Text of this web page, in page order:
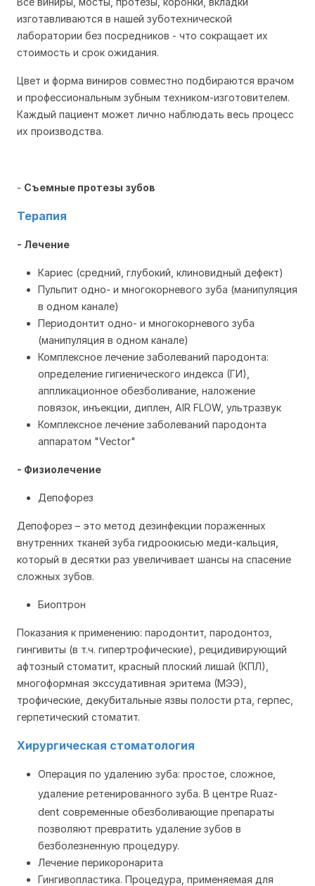
изготавливаются в нашей зуботехнической
лаборатории без посредников - что сокращает их
стоимость и срок ожидания.
Цвет и форма виниров совместно подбираются врачом
и профессиональным зубным техником-изготовителем.
Каждый пациент может лично наблюдать весь процесс
их производства.
- Съемные протезы зубов
Терапия
- Лечение
Кариес (средний, глубокий, клиновидный дефект)
Пульпит одно- и многокорневого зуба (манипуляция
в одном канале)
Периодонтит одно- и многокорневого зуба
(манипуляция в одном канале)
определение гигиенического индекса (ГИ),
аппликационное обезболивание, наложение
повязок, инъекции, диплен, AIR FLOW, ультразвук
Комплексное лечение заболеваний пародонта
аппаратом "Vector"
- Физиолечение
Депофорез
Депофорез – это метод дезинфекции пораженных
внутренних тканей зуба гидроокисью меди-кальция,
который в десятки раз увеличивает шансы на спасение
сложных зубов.
Биоптрон
Показания к применению: пародонтит, пародонтоз,
гингивиты (в т.ч. гипертрофические), рецидивирующий
афтозный стоматит, красный плоский лишай (КПЛ),
многоформная экссудативная эритема (МЭЭ),
трофические, декубитальные язвы полости рта, герпес,
герпетический стоматит.
Хирургическая стоматология
Операция по удалению зуба: простое , сложное
удаление ретенированного зуба. В центре Ruaz-
dent современные обезболивающие препараты
позволяют превратить удаление зубов в
безболезненную процедуру.
Лечение перикоронарита
Гингивопластика. Процедура, применяемая для